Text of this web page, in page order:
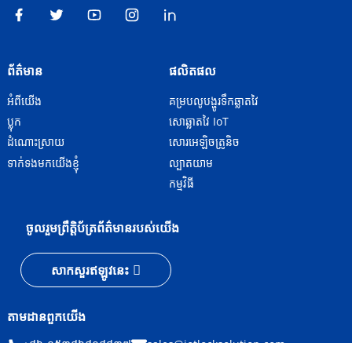
ព័ត៌មាន
អំពីយើង
ប្លុក
ដំណោះស្រាយ
ទាក់ទងមកយើងខ្ញុំ
ផលិតផល
គម្របលូបង្ហូរទឹកឆ្លាតវៃ
សោឆ្លាតវៃ IoT
សោរអេឡិចត្រូនិច
ល្បាតយាម
កម្មវិធី
ចូលរួមព្រឹត្តិប័ត្រព័ត៌មានរបស់យើង
សាកសួរឥឡូវនេះ
តាមដានពួកយើង